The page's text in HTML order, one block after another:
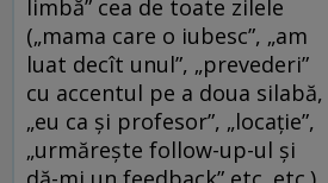
limbă” cea de toate zilele
(„mama care o iubesc”, „am
luat decît unul”, „prevederi”
cu accentul pe a doua silabă,
„eu ca şi profesor”, „locaţie”,
„urmăreşte follow-up-ul şi